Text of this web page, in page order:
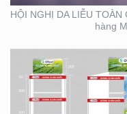
HỘI NGHỊ DA LIỄU
hàng
THIẾT KẾ SẢN